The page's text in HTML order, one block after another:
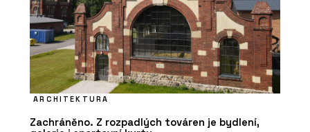
ARCHITEKTURA
Zachráněno. Z rozpadlých továren je bydlení,